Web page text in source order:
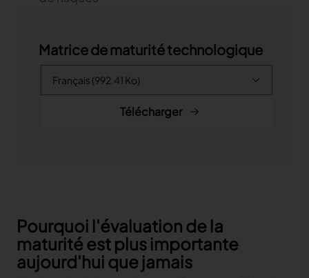
Matrice de maturité technologique
Télécharger
Pourquoi l'évaluation de la
maturité est plus importante
aujourd'hui que jamais